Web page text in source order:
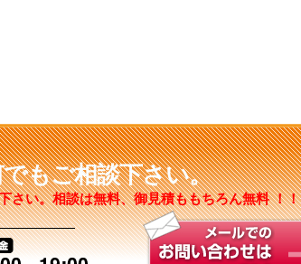
もご相談下さい。
さい。相談は無料、御見積ももちろん無料 ！！